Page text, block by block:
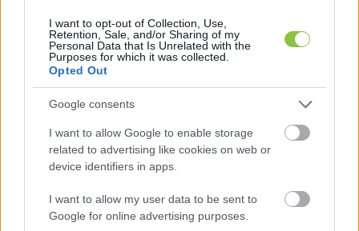
I want to opt-out of Collection, Use,
Retention, Sale, and/or Sharing of my
Personal Data that Is Unrelated with the
Purposes for which it was collected.
Opted Out
Google consents
I want to allow Google to enable storage
related to advertising like cookies on web or
device identifiers in apps.
I want to allow my user data to be sent to
Google for online advertising purposes.
márkájú autókkal közlekedik. Banki
megtakarítása nincs.
Papp Zoltán kormánypárti képviselő
Hetényegyházán, emellett a Kecskeméti SZC